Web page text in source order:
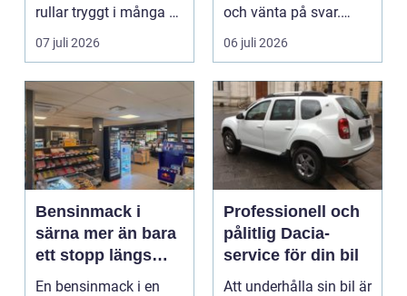
rullar tryggt i många år
och återkommande ...
07 juli 2026
och vänta på svar.
Många vill få en bra
p...
06 juli 2026
Bensinmack i
särna mer än bara
ett stopp längs
vägen
En bensinmack i en
Professionell och
pålitlig Dacia-
service för din bil
Att underhålla sin bil är